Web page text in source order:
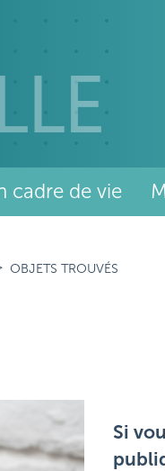
cadre de vie
OBJETS TROUVÉS
Si